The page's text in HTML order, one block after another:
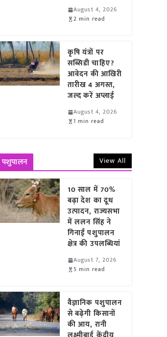
August 4, 2026
2 min read
कृषि यंत्रों पर
सब्सिडी चाहिए?
आवेदन की आखिरी
तारीख 4 अगस्त,
जल्द करें अप्लाई
August 4, 2026
1 min read
पशुपालन View All
10 साल में 70%
बढ़ा देश का दूध
उत्पादन, राज्यसभा
में ललन सिंह ने
गिनाईं पशुपालन
क्षेत्र की उपलब्धियां
August 7, 2026
5 min read
वैज्ञानिक पशुपालन
से बढ़ेगी किसानों
की आय, रानी